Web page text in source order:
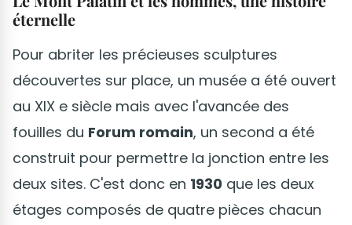
éternelle
Pour abriter les précieuses sculptures
découvertes sur place, un musée a été ouvert
au XIX e siècle mais avec l'avancée des
fouilles du Forum romain, un second a été
construit pour permettre la jonction entre les
deux sites. C'est donc en 1930 que les deux
étages composés de quatre pièces chacun